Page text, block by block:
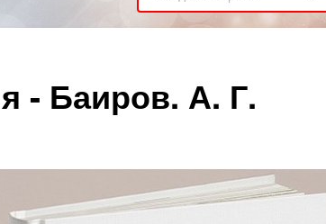
- Баиров. А. Г.